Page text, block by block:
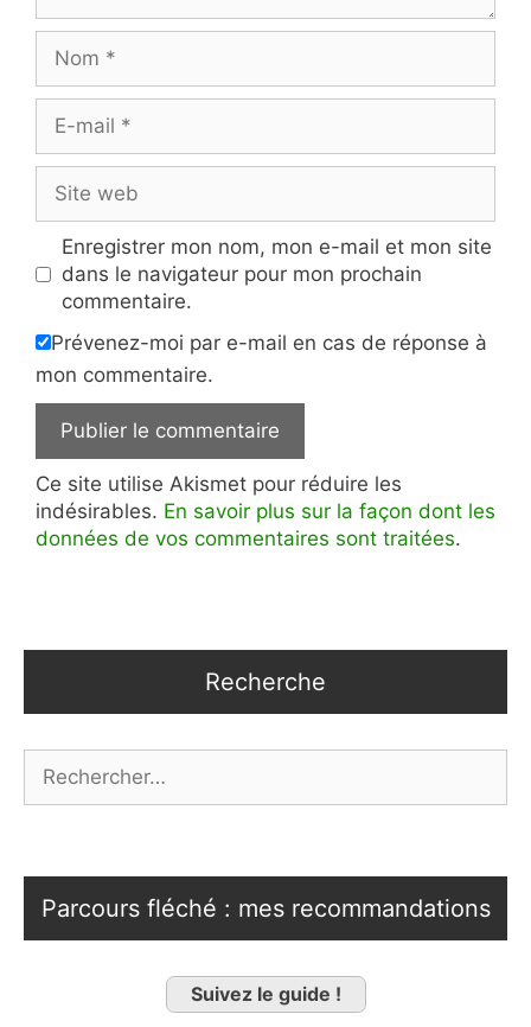
mail
web
Enregistrer mon nom, mon e-mail et mon site
dans le navigateur pour mon prochain
commentaire.
Prévenez-moi par e-mail en cas de réponse à
mon commentaire.
Ce site utilise Akismet pour réduire les
indésirables. En savoir plus sur la façon dont les
données de vos commentaires sont traitées.
Recherche
Parcours fléché : mes recommandations
Suivez le guide !